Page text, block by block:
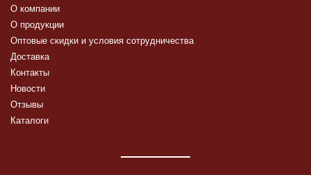
О компании
О продукции
Оптовые скидки и условия сотрудничества
Доставка
Контакты
Новости
Отзывы
Каталоги